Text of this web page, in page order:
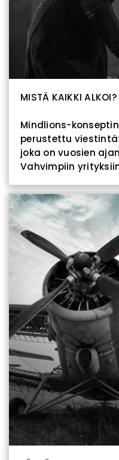
MISTÄ KAIKKI ALKOI?
Mindlions-
perustettu
joka on vuosien
Vahvimpiin